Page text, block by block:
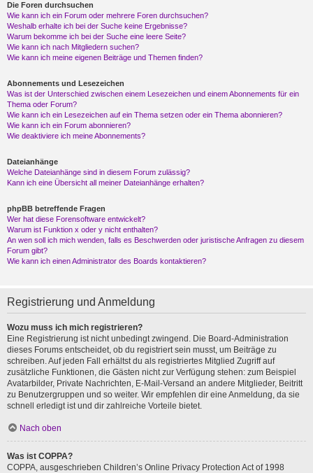
Die Foren durchsuchen
Wie kann ich ein Forum oder mehrere Foren durchsuchen?
Weshalb erhalte ich bei der Suche keine Ergebnisse?
Warum bekomme ich bei der Suche eine leere Seite?
Wie kann ich nach Mitgliedern suchen?
Wie kann ich meine eigenen Beiträge und Themen finden?
Abonnements und Lesezeichen
Was ist der Unterschied zwischen einem Lesezeichen und einem Abonnements für ein
Thema oder Forum?
Wie kann ich ein Lesezeichen auf ein Thema setzen oder ein Thema abonnieren?
Wie kann ich ein Forum abonnieren?
Wie deaktiviere ich meine Abonnements?
Dateianhänge
Welche Dateianhänge sind in diesem Forum zulässig?
Kann ich eine Übersicht all meiner Dateianhänge erhalten?
phpBB betreffende Fragen
Wer hat diese Forensoftware entwickelt?
Warum ist Funktion x oder y nicht enthalten?
An wen soll ich mich wenden, falls es Beschwerden oder juristische Anfragen zu diesem
Forum gibt?
Wie kann ich einen Administrator des Boards kontaktieren?
Registrierung und Anmeldung
Wozu muss ich mich registrieren?
Eine Registrierung ist nicht unbedingt zwingend. Die Board-Administration
dieses Forums entscheidet, ob du registriert sein musst, um Beiträge zu
schreiben. Auf jeden Fall erhältst du als registriertes Mitglied Zugriff auf
zusätzliche Funktionen, die Gästen nicht zur Verfügung stehen: zum Beispiel
Avatarbilder, Private Nachrichten, E-Mail-Versand an andere Mitglieder, Beitritt
zu Benutzergruppen und so weiter. Wir empfehlen dir eine Anmeldung, da sie
schnell erledigt ist und dir zahlreiche Vorteile bietet.
Nach oben
Was ist COPPA?
COPPA, ausgeschrieben Children’s Online Privacy Protection Act of 1998